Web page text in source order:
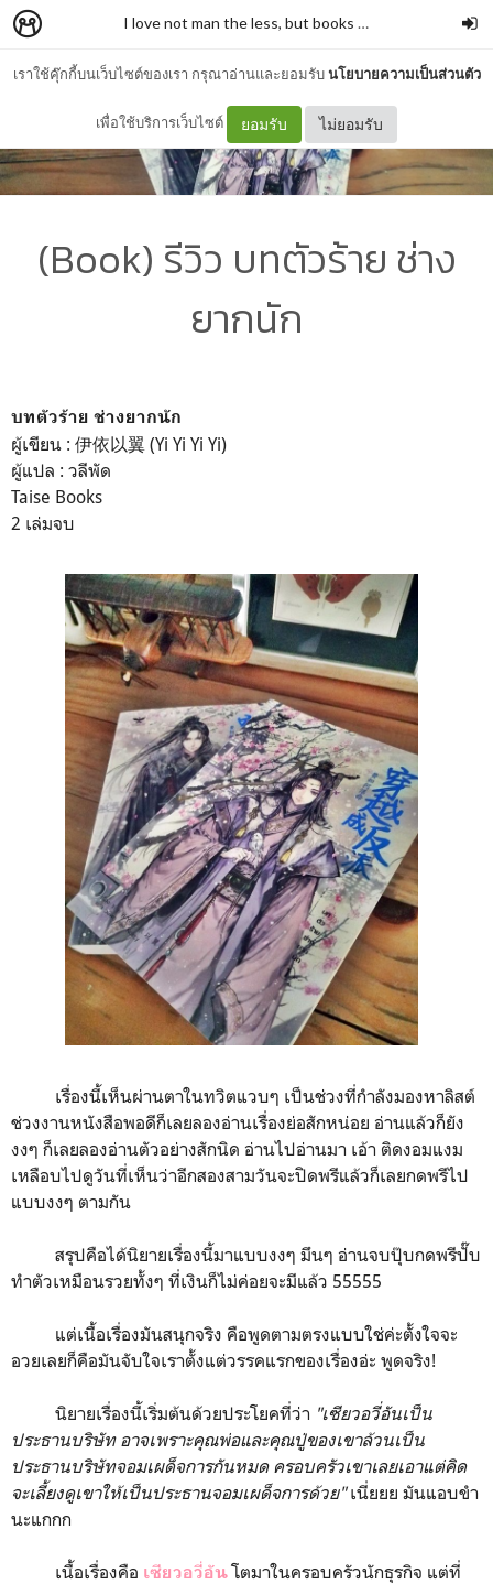
เราใช้คุ๊กกี้บนเว็บไซต์ของเรา กรุณาอ่านและยอมรับนโยบายความเป็นส่วนตัว
เพื่อใช้บริการเว็บไซต์ ยอมรับ ไม่ยอมรับ
I love not man the less, but books more รั่วชิงบ้านส
(Book) รีวิว บทตัวร้าย ช่าง
ยากนัก
บทตัวร้าย ช่างยากนัก
ผู้เขียน : 伊依以翼 (Yi Yi Yi Yi)
ผู้แปล : วลีพัด
Taise Books
2 เล่มจบ
เรื่องนี้เห็นผ่านตาในทวิตแวบๆ เป็นช่วงที่กำลังมองหาลิสต์
ช่วงงานหนังสือพอดีก็เลยลองอ่านเรื่องย่อสักหน่อย อ่านแล้วก็ยัง
งงๆ ก็เลยลองอ่านตัวอย่างสักนิด อ่านไปอ่านมา เอ้า ติดงอมแงม
เหลือบไปดูวันที่เห็นว่าอีกสองสามวันจะปิดพรีแล้วก็เลยกดพรีไป
แบบงงๆ ตามกัน
สรุปคือได้นิยายเรื่องนี้มาแบบงงๆ มึนๆ อ่านจบปุ๊บกดพรีปั๊บ
ทำตัวเหมือนรวยทั้งๆ ที่เงินก็ไม่ค่อยจะมีแล้ว 55555
แต่เนื้อเรื่องมันสนุกจริง คือพูดตามตรงแบบใช่ค่ะตั้งใจจะ
อวยเลยก็คือมันจับใจเราตั้งแต่วรรคแรกของเรื่องอ่ะ พูดจริง!
นิยายเรื่องนี้เริ่มต้นด้วยประโยคที่ว่า "เซียวอวี่อันเป็น
ประธานบริษัท อาจเพราะคุณพ่อและคุณปู่ของเขาล้วนเป็น
ประธานบริษัทจอมเผด็จการกันหมด ครอบครัวเขาเลยเอาแต่คิด
จะเลี้ยงดูเขาให้เป็นประธานจอมเผด็จการด้วย"เนี่ยยย มันแอบขำ
นะแกกก
เนื้อเรื่องคือ เซียวอวี่อันโตมาในครอบครัวนักธุรกิจ แต่ที่